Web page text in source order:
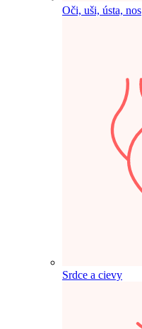
Oči, uši, ústa, nos
Srdce a cievy